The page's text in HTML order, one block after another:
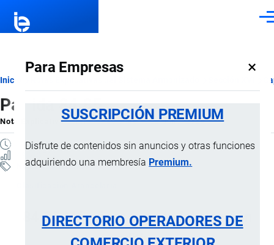
Para Empresas ×
SUSCRIPCIÓN PREMIUM
Disfrute de contenidos sin anuncios y otras funciones
adquiriendo una membresía Premium.
DIRECTORIO OPERADORES DE
Ruta
de
navegación
Inicio
Partida 84.85
Nota ExplicativaporImportaciones …, 22 Julio, 2024
1 MINUTO
Notas Explicativas
84.85 Máquinas para la fabricación
aditiva